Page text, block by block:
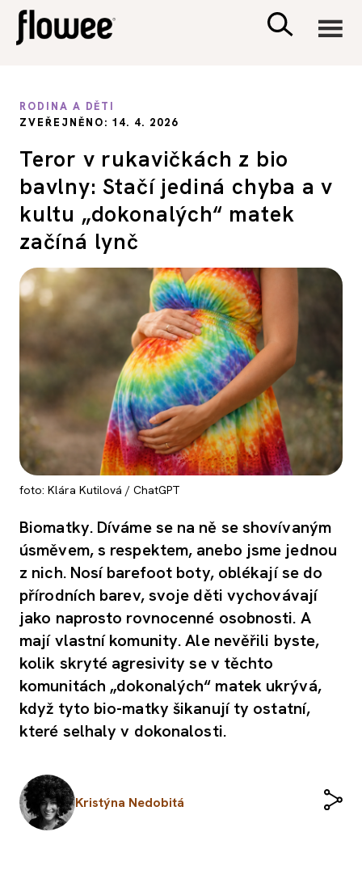
PSYCHOLOGIE
RODINA A DĚTI
SEX A VZTAHY
PORADNA
RODINA A DĚTI
ZVEŘEJNĚNO: 14. 4. 2026
Teror v rukavičkách z bio
bavlny: Stačí jediná chyba a v
kultu „dokonalých“ matek
začíná lynč
foto: Klára Kutilová / ChatGPT
Biomatky. Díváme se na ně se shovívaným
úsměvem, s respektem, anebo jsme jednou
z nich. Nosí barefoot boty, oblékají se do
přírodních barev, svoje děti vychovávají
jako naprosto rovnocenné osobnosti. A
mají vlastní komunity. Ale nevěřili byste,
kolik skryté agresivity se v těchto
komunitách „dokonalých“ matek ukrývá,
když tyto bio-matky šikanují ty ostatní,
které selhaly v dokonalosti.
Kristýna Nedobitá